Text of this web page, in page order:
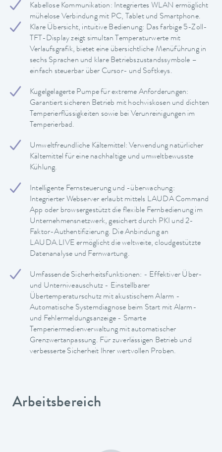
Kabellose Kommunikation: Integriertes WLAN ermöglicht
mühelose Verbindung mit PC, Tablet und Smartphone.
Klare Übersicht, intuitive Bedienung: Das farbige 5-Zoll-
TFT-Display zeigt simultan Temperaturwerte mit
Verlaufsgrafik, bietet eine übersichtliche Menüführung in
sechs Sprachen und klare Betriebszustandssymbole –
einfach steuerbar über Cursor- und Softkeys.
Kugelgelagerte Pumpe für extreme Anforderungen:
Garantiert sicheren Betrieb mit hochviskosen und dichten
Temperierflüssigkeiten sowie bei Verunreinigungen im
Temperierbad.
Umweltfreundliche Kältemittel: Verwendung natürlicher
Kältemittel für eine nachhaltige und umweltbewusste
Kühlung.
Intelligente Fernsteuerung und -überwachung:
Integrierter Webserver erlaubt mittels LAUDA Command
App oder browsergestützt die flexible Fernbedienung im
Unternehmensnetzwerk, gesichert durch PKI und 2-
Faktor-Authentifizierung. Die Anbindung an
LAUDA.LIVE ermöglicht die weltweite, cloudgestützte
Datenanalyse und Fernwartung.
Umfassende Sicherheitsfunktionen: - Effektiver Über-
und Unterniveauschutz - Einstellbarer
Übertemperaturschutz mit akustischem Alarm -
Automatische Systemdiagnose beim Start mit Alarm-
und Fehlermeldungsanzeige - Smarte
Temperiermedienverwaltung mit automatischer
Grenzwertanpassung. Für zuverlässigen Betrieb und
verbesserte Sicherheit Ihrer wertvollen Proben.
Arbeitsbereich